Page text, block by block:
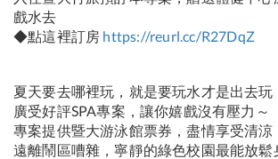
戲水去
◆點這裡訂房 https://reurl.cc/R27DqZ
夏天要去哪裡玩，就是要玩水才是出去玩
廣受好評SPA專案，讓你嬉戲沒有壓力～
專案提供暨大游泳館票券，盡情享受清涼
遠離鬧區嘈雜，寧靜的綠色校園最能放鬆